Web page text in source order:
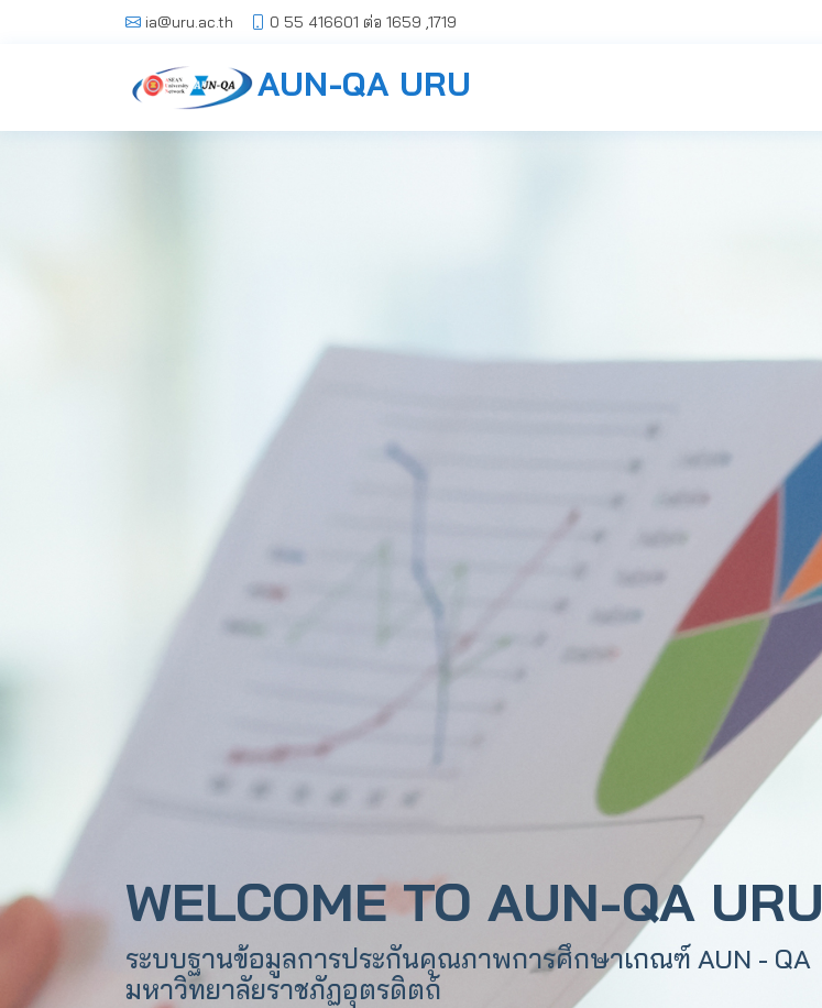
ia@uru.ac.th 0 55 416601 ต่อ 1659 ,1719
AUN-QA URU
WELCOME TO AUN-QA URU
ระบบฐานข้อมูลการประกันคุณภาพการศึกษาเกณฑ์ AUN - QA
มหาวิทยาลัยราชภัฏอุตรดิตถ์